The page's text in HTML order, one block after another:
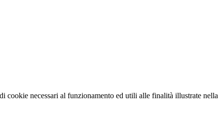
cookie necessari al funzionamento ed utili alle finalità illustrate nella